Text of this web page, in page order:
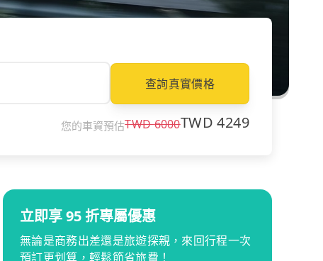
查詢真實價格
您的車資預估TWD6000TWD4249
立即享 95 折專屬優惠
無論是商務出差還是旅遊探親，來回行程一次
預訂更划算，輕鬆節省旅費！